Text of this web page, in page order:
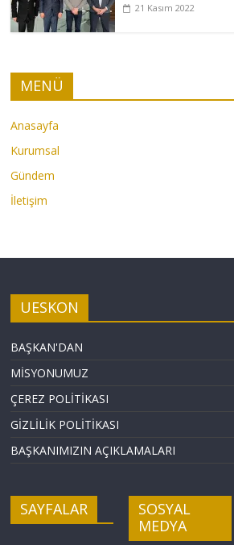
21 Kasım 2022
MENÜ
Anasayfa
Kurumsal
Gündem
İletişim
UESKON
BAŞKAN'DAN
MİSYONUMUZ
ÇEREZ POLİTİKASI
GİZLİLİK POLİTİKASI
BAŞKANIMIZIN AÇIKLAMALARI
SAYFALAR
SOSYAL
MEDYA